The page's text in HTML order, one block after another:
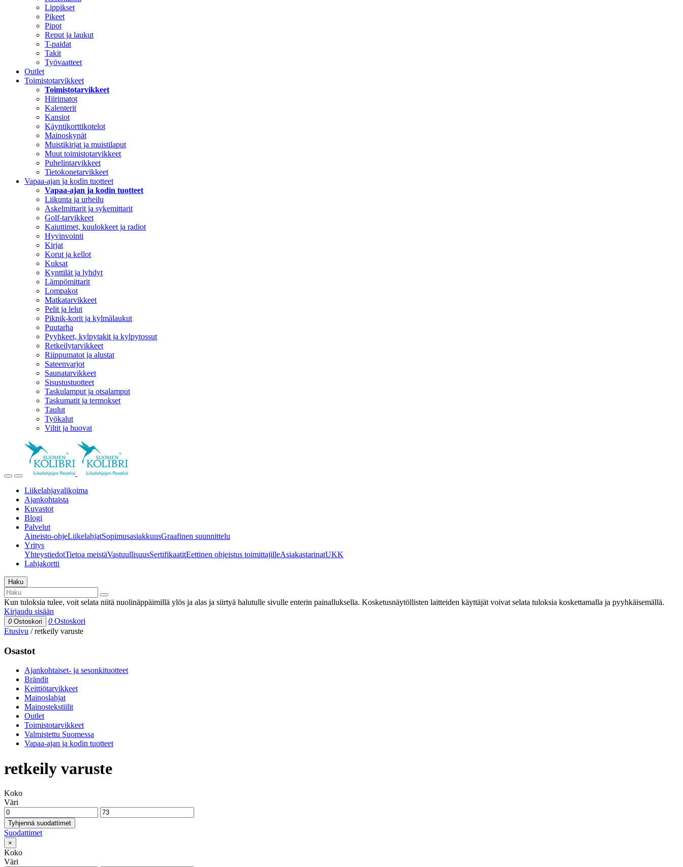
Lippikset
Pikeet
Pipot
Reput ja laukut
T-paidat
Takit
Työvaatteet
Outlet
Toimistotarvikkeet
Toimistotarvikkeet
Hiirimatot
Kalenterit
Kansiot
Käyntikorttikotelot
Mainoskynät
Muistikirjat ja muistilaput
Muut toimistotarvikkeet
Puhelintarvikkeet
Tietokonetarvikkeet
Vapaa-ajan ja kodin tuotteet
Vapaa-ajan ja kodin tuotteet
Liikunta ja urheilu
Askelmittarit ja sykemittarit
Golf-tarvikkeet
Kaiuttimet, kuulokkeet ja radiot
Hyvinvointi
Kirjat
Korut ja kellot
Kuksat
Kynttilät ja lyhdyt
Lämpömittarit
Lompakot
Matkatarvikkeet
Pelit ja lelut
Piknik-korit ja kylmälaukut
Puutarha
Pyyhkeet, kylpytakit ja kylpytossut
Retkeilytarvikkeet
Riippumatot ja alustat
Sateenvarjot
Saunatarvikkeet
Sisustustuotteet
Taskulamput ja otsalamput
Taskumatit ja termokset
Taulut
Työkalut
Viltit ja huovat
Liikelahjavalikoima
Ajankohtaista
Kuvastot
Blogi
Palvelut
Aineisto-ohjeLiikelahjatSopimusasiakkuusGraafinen suunnittelu
Yritys
YhteystiedotTietoa meistäVastuullisuusSertifikaatitEettinen ohjeistus toimittajilleAsiakastarinatUKK
Lahjakortti
Haku
Kun tuloksia tulee, voit selata niitä nuolinäppäimillä ylös ja alas ja siirtyä halutulle sivulle enterin painalluksella. Kosketusnäytöllisten laitteiden käyttäjät voivat selata tuloksia koskettamalla ja pyyhkäisemällä.
Kirjaudu sisään
0 Ostoskori 0 Ostoskori
Etusivu /retkeily varuste
Osastot
Ajankohtaiset- ja sesonkituotteet
Brändit
Keittiötarvikkeet
Mainoslahjat
Mainostekstiilit
Outlet
Toimistotarvikkeet
Valmistettu Suomessa
Vapaa-ajan ja kodin tuotteet
retkeily varuste
Koko
Väri
Tyhjennä suodattimet
Suodattimet
×
Koko
Väri